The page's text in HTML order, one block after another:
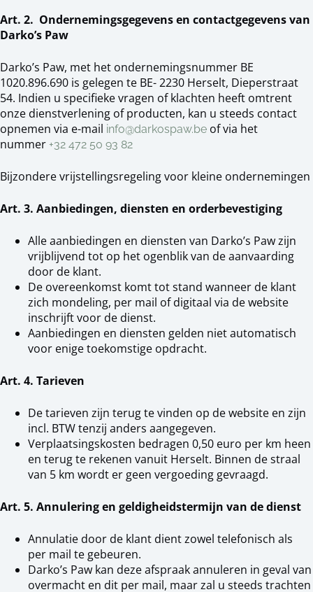
Art. 2. Ondernemingsgegevens en contactgegevens van
Darko’s Paw
Darko’s Paw, met het ondernemingsnummer BE
1020.896.690 is gelegen te BE- 2230 Herselt, Dieperstraat
54. Indien u specifieke vragen of klachten heeft omtrent
onze dienstverlening of producten, kan u steeds contact
opnemen via e-mail info@darkospaw.be of via het
nummer +32 472 50 93 82
Bijzondere vrijstellingsregeling voor kleine ondernemingen
Art. 3. Aanbiedingen, diensten en orderbevestiging
Alle aanbiedingen en diensten van Darko’s Paw zijn
vrijblijvend tot op het ogenblik van de aanvaarding
door de klant.
De overeenkomst komt tot stand wanneer de klant
zich mondeling, per mail of digitaal via de website
inschrijft voor de dienst.
Aanbiedingen en diensten gelden niet automatisch
voor enige toekomstige opdracht.
Art. 4. Tarieven
De tarieven zijn terug te vinden op de website en zijn
incl. BTW tenzij anders aangegeven.
Verplaatsingskosten bedragen 0,50 euro per km heen
en terug te rekenen vanuit Herselt. Binnen de straal
van 5 km wordt er geen vergoeding gevraagd.
Art. 5. Annulering en geldigheidstermijn van de dienst
Annulatie door de klant dient zowel telefonisch als
per mail te gebeuren.
Darko’s Paw kan deze afspraak annuleren in geval van
overmacht en dit per mail, maar zal u steeds trachten